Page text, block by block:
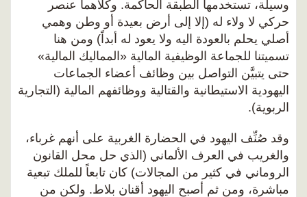
وسيلة، تستخدمها الطبقة الحاكمة. وكلاهما عنصر
حركي لا ولاء له (إلا إلى أرض بعيدة أو وطن وهمي
أصلي يحلم بالعودة اليه ولا يعود له أبداً) ومن هنا
تسميتنا للجماعة الوظيفية المالية «المماليك المالية»
حتى يتبيَّن التواصل بين وظائف أعضاء الجماعات
اليهودية الاستيطانية والقتالية ووظائفهم المالية (التجارية
الربوية).
وقد صُنِّف اليهود في الحضارة الغربية على أنهم غرباء،
والغريب في العرف الألماني (الذي حل محل القانون
الروماني في كثير من المجالات) كان تابعاً للملك تبعية
مباشرة، ومن ثم أصبح اليهود أقنان بلاط. ولكن من